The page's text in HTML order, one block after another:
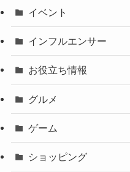
イベント
インフルエンサー
お役立ち情報
グルメ
ゲーム
ショッピング